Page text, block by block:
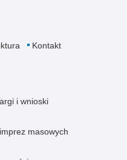
Kontakt
i wnioski
masowych